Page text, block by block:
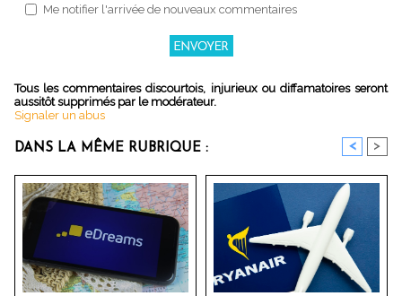
Me notifier l'arrivée de nouveaux commentaires
Tous les commentaires discourtois, injurieux ou diffamatoires seront
aussitôt supprimés par le modérateur.
Signaler un abus
DANS LA MÊME RUBRIQUE : < >